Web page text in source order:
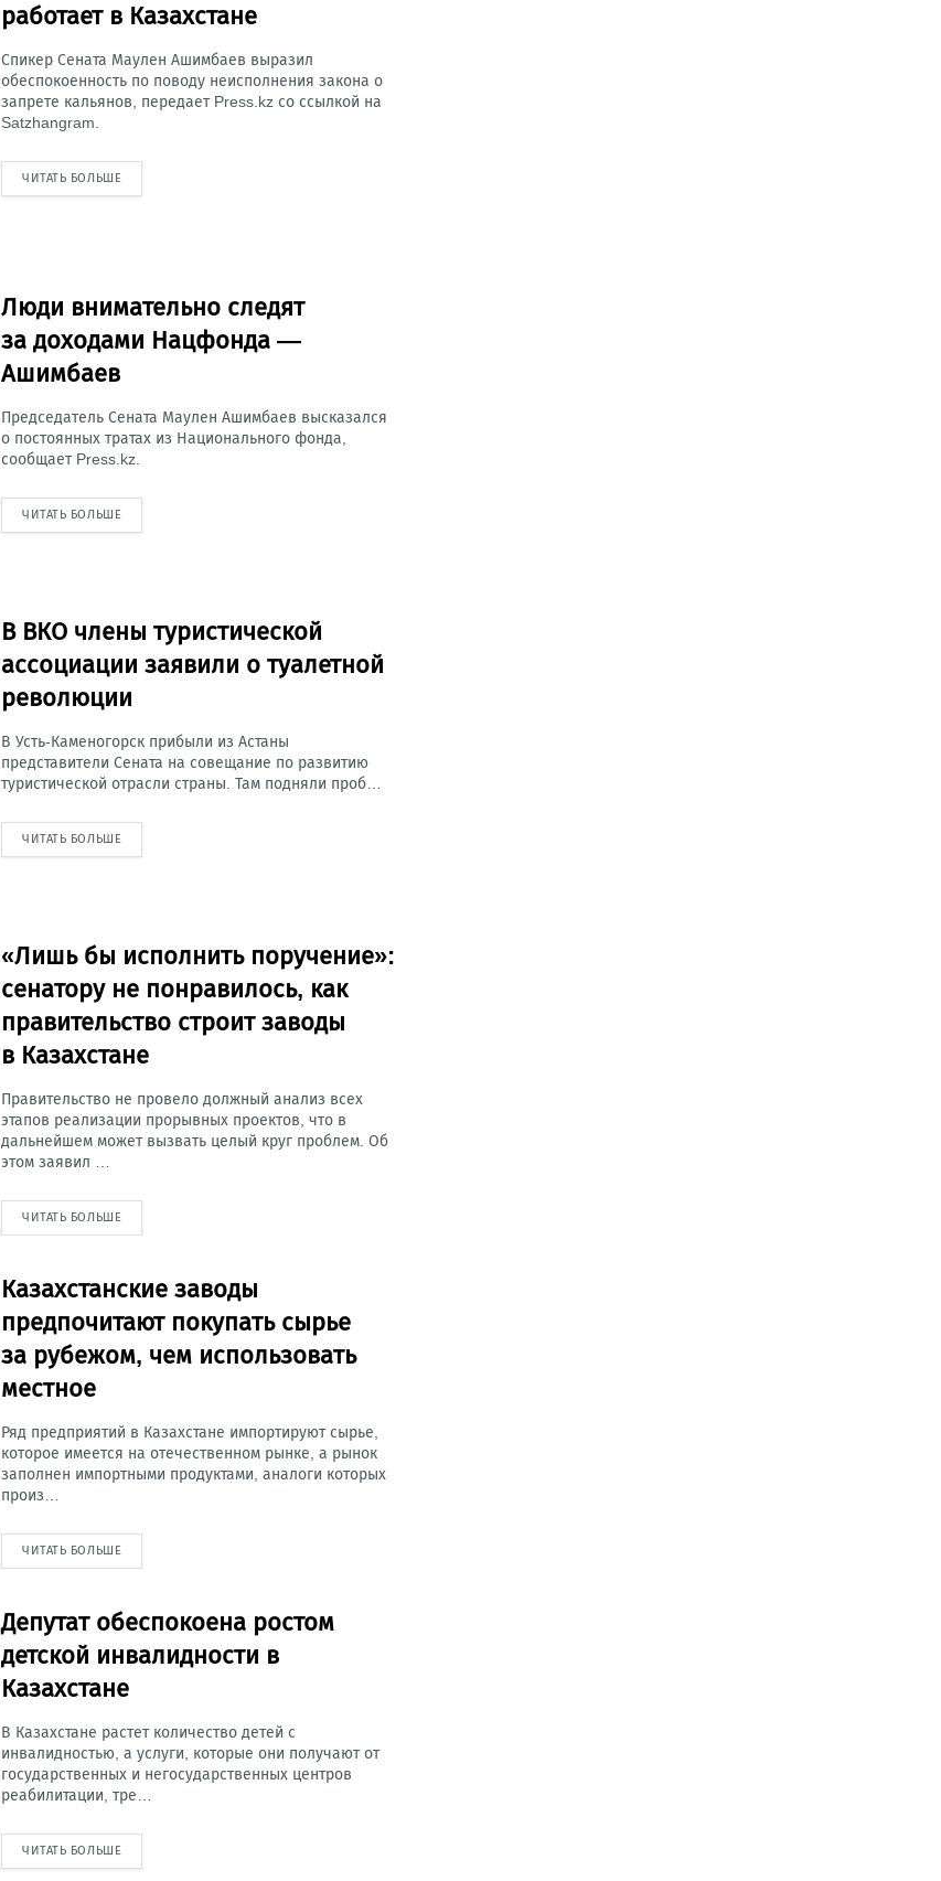
работает в Казахстане
Спикер Сената Маулен Ашимбаев выразил
обеспокоенность по поводу неисполнения закона о
запрете кальянов, передает Press.kz со ссылкой на
Satzhangram.
ЧИТАТЬ БОЛЬШЕ
Люди внимательно следят
за доходами Нацфонда —
Ашимбаев
Председатель Сената Маулен Ашимбаев высказался
о постоянных тратах из Национального фонда,
сообщает Press.kz.
ЧИТАТЬ БОЛЬШЕ
В ВКО члены туристической
ассоциации заявили о туалетной
революции
В Усть-Каменогорск прибыли из Астаны
представители Сената на совещание по развитию
туристической отрасли страны. Там подняли проб…
ЧИТАТЬ БОЛЬШЕ
«Лишь бы исполнить поручение»:
сенатору не понравилось, как
правительство строит заводы
в Казахстане
Правительство не провело должный анализ всех
этапов реализации прорывных проектов, что в
дальнейшем может вызвать целый круг проблем. Об
этом заявил …
ЧИТАТЬ БОЛЬШЕ
Казахстанские заводы
предпочитают покупать сырье
за рубежом, чем использовать
местное
Ряд предприятий в Казахстане импортируют сырье,
которое имеется на отечественном рынке, а рынок
заполнен импортными продуктами, аналоги которых
произ…
ЧИТАТЬ БОЛЬШЕ
Депутат обеспокоена ростом
детской инвалидности в
Казахстане
В Казахстане растет количество детей с
инвалидностью, а услуги, которые они получают от
государственных и негосударственных центров
реабилитации, тре…
ЧИТАТЬ БОЛЬШЕ